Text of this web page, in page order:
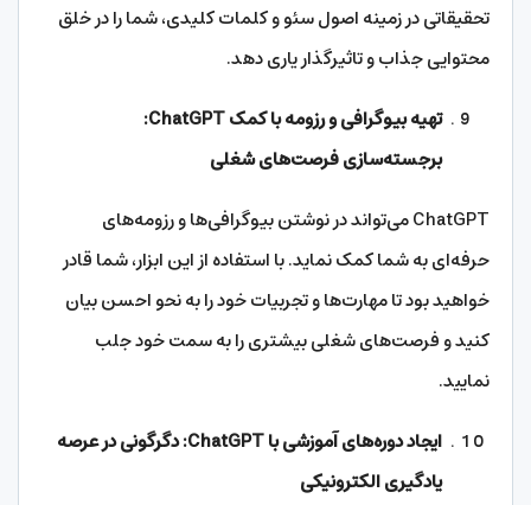
تحقیقاتی در زمینه اصول سئو و کلمات کلیدی، شما را در خلق
محتوایی جذاب و تاثیرگذار یاری دهد.
تهیه بیوگرافی و رزومه با کمک ChatGPT:
برجسته‌سازی فرصت‌های شغلی
ChatGPT می‌تواند در نوشتن بیوگرافی‌ها و رزومه‌های
حرفه‌ای به شما کمک نماید. با استفاده از این ابزار، شما قادر
خواهید بود تا مهارت‌ها و تجربیات خود را به نحو احسن بیان
کنید و فرصت‌های شغلی بیشتری را به سمت خود جلب
نمایید.
ایجاد دوره‌های آموزشی با ChatGPT: دگرگونی در عرصه
یادگیری الکترونیکی